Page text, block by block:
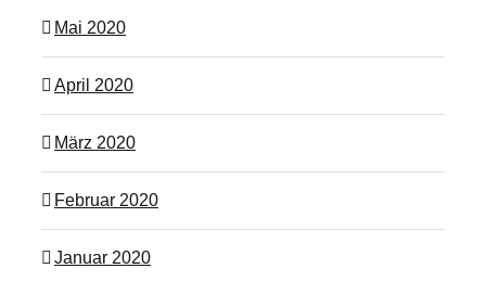
Mai 2020
April 2020
März 2020
Februar 2020
Januar 2020